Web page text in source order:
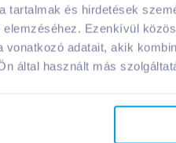
tartalmak és hirdetések
elemzéséhez. Ezenkívül
vonatkozó adatait, akik
által használt más
A